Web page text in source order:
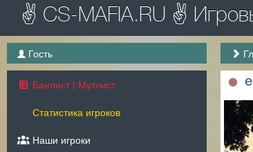
✌ CS-MAFIA.RU ✌
Гость
Банлист | Мутлист
Статистика игроков
Наши игроки